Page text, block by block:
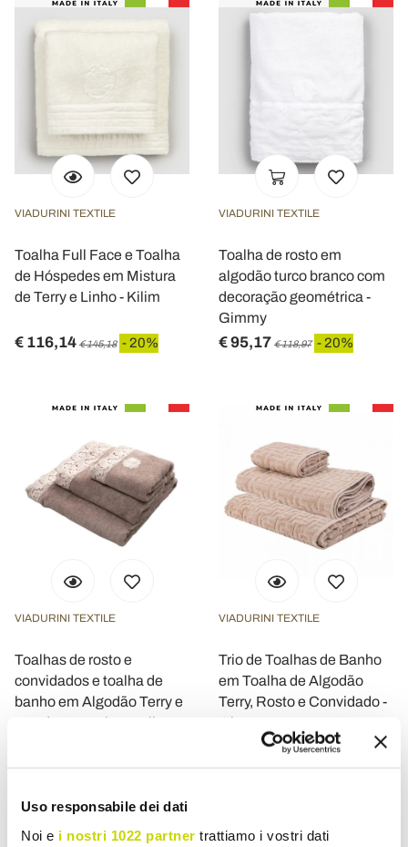
Uso responsabile dei dati
Noi e i nostri 1022 partner trattiamo i vostri dati
VIADURINI TEXTILE
Toalha Full Face e Toalha
de Hóspedes em Mistura
de Terry e Linho - Kilim
€ 116,14 € 145,18 - 20%
VIADURINI TEXTILE
Toalha de rosto em
algodão turco branco com
decoração geométrica -
Gimmy
€ 95,17 € 118,97 - 20%
VIADURINI TEXTILE
Toalhas de rosto e
convidados e toalha de
banho em Algodão Terry e
Renda Armonia - Frollo
VIADURINI TEXTILE
Trio de Toalhas de Banho
em Toalha de Algodão
Terry, Rosto e Convidado -
Ginestra
€ 61,30 € 76,62 - 20%